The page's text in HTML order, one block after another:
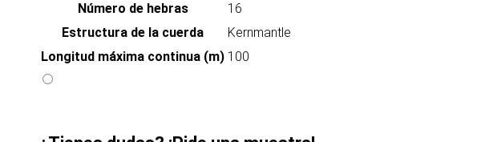
Número de hebras
16
Estructura de la cuerda
Kernmantle
Longitud máxima continua (m) 100